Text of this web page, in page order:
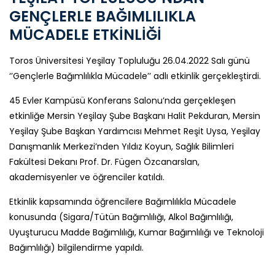
GENÇLERLE BAĞIMLILIKLA
MÜCADELE ETKİNLİĞİ
Toros Üniversitesi Yeşilay Topluluğu 26.04.2022 Salı günü
‘’Gençlerle Bağımlılıkla Mücadele’’ adlı etkinlik gerçekleştirdi.
45 Evler Kampüsü Konferans Salonu’nda gerçekleşen
etkinliğe Mersin Yeşilay Şube Başkanı Halit Pekduran, Mersin
Yeşilay Şube Başkan Yardımcısı Mehmet Reşit Uysa, Yeşilay
Danışmanlık Merkezi’nden Yıldız Koyun, Sağlık Bilimleri
Fakültesi Dekanı Prof. Dr. Fügen Özcanarslan,
akademisyenler ve öğrenciler katıldı.
Etkinlik kapsamında öğrencilere Bağımlılıkla Mücadele
konusunda (Sigara/Tütün Bağımlılığı, Alkol Bağımlılığı,
Uyuşturucu Madde Bağımlılığı, Kumar Bağımlılığı ve Teknoloji
Bağımlılığı) bilgilendirme yapıldı.